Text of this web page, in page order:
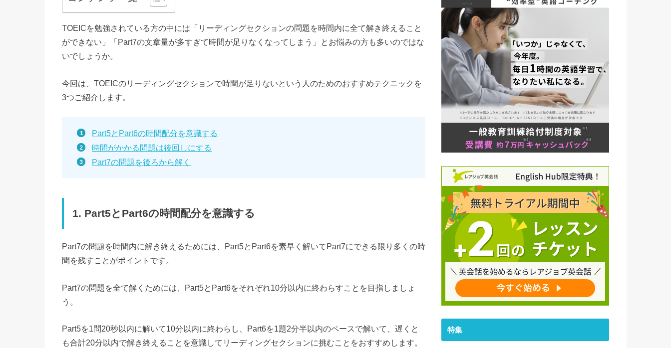
TOEICを勉強されている方の中には「リーディングセクションの問題を時間内に全て解き終えること
ができない」「Part7の文章量が多すぎて時間が足りなくなってしまう」とお悩みの方も多いのではな
いでしょうか。
今回は、TOEICのリーディングセクションで時間が足りないという人のためのおすすめテクニックを
3つご紹介します。
Part5とPart6の時間配分を意識する
時間がかかる問題は後回しにする
Part7の問題を後ろから解く
1. Part5とPart6の時間配分を意識する
Part7の問題を時間内に解き終えるためには、Part5とPart6を素早く解いてPart7にできる限り多くの時
間を残すことがポイントです。
Part7の問題を全て解くためには、Part5とPart6をそれぞれ10分以内に終わらすことを目指しましょ
う。
Part5を1問20秒以内に解いて10分以内に終わらし、Part6を1題2分半以内のペースで解いて、遅くと
も合計20分以内で解き終えることを意識してリーディングセクションに挑むことをおすすめします。
特集